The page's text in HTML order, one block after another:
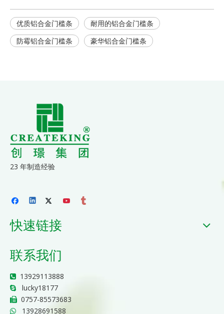
优质铝合金门槛条
耐用的铝合金门槛条
防霉铝合金门槛条
豪华铝合金门槛条
23 年制造经验
快速链接
联系我们
 13929113888
 lucky18177
 0757-85573683
 13928691588